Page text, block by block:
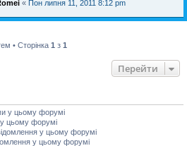
« Пон липня 11, 2011 8:12 pm
• Сторінка 1 з 1
Перейти
у цьому форумі
у цьому форумі
у цьому форумі
у цьому форумі